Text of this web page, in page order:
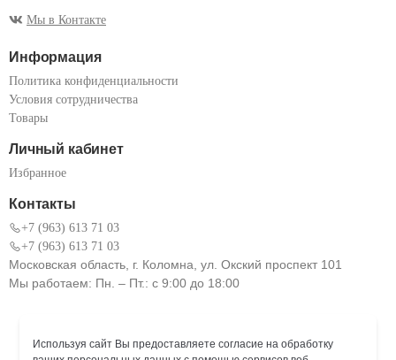
Мы в Контакте
Информация
Политика конфиденциальности
Условия сотрудничества
Товары
Личный кабинет
Избранное
Контакты
+7 (963) 613 71 03
+7 (963) 613 71 03
Московская область, г. Коломна, ул. Окский проспект 101
Мы работаем: Пн. – Пт.: с 9:00 до 18:00
Используя сайт Вы предоставляете согласие на обработку